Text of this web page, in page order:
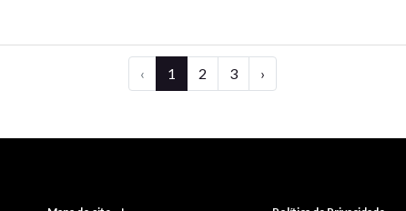
‹ 1 2 3 ›